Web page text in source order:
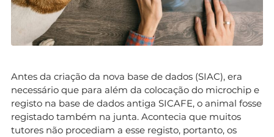
Antes da criação da nova base de dados (SIAC), era
necessário que para além da colocação do microchip e
registo na base de dados antiga SICAFE, o animal fosse
registado também na junta. Acontecia que muitos
tutores não procediam a esse registo, portanto, os